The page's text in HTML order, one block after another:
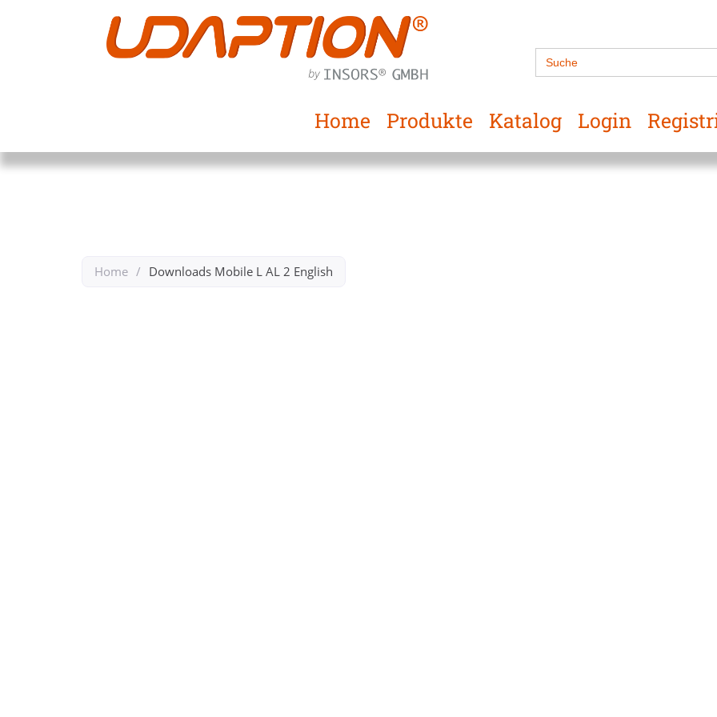
Search
for:
Home Produkte Katalog Login
Home / Downloads Mobile L AL 2 English​